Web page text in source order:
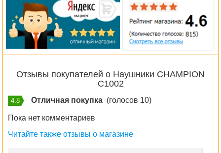
Отзывы покупателей о Наушники CHAMPION
C1002
4.8 Отличная покупка (голосов 10)
Пока нет комментариев
Читайте также отзывы о магазине